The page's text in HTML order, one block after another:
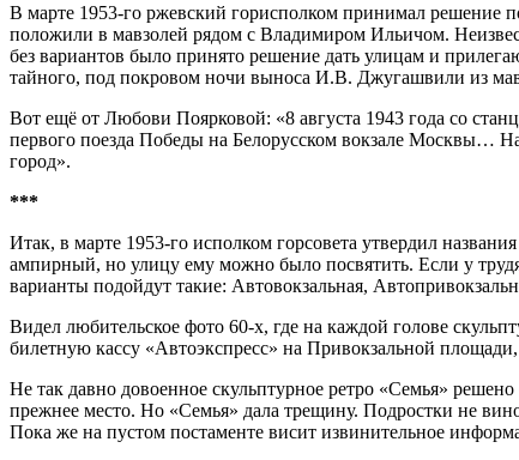
В марте 1953-го ржевский горисполком принимал решение
положили в мавзолей рядом с Владимиром Ильичом.
без вариантов было принято решение дать улицам и
тайного, под покровом ночи выноса И.В. Джугашвили из
Вот ещё от Любови Поярковой: «8 августа 1943 года со
первого поезда Победы на Белорусском вокзале Москвы…
город».
***
Итак, в марте 1953-го исполком горсовета утвердил
ампирный, но улицу ему можно было посвятить. Если у
варианты подойдут такие: Автовокзальная,
Видел любительское фото 60-х, где на каждой голове
билетную кассу «Автоэкспресс» на Привокзальной
Не так давно довоенное скульптурное ретро «Семья»
прежнее место. Но «Семья» дала трещину. Подростки не
Пока же на пустом постаменте висит извинительное